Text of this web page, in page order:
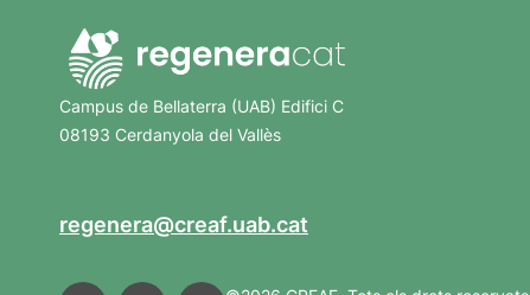
Campus de Bellaterra (UAB) Edifici C
08193 Cerdanyola del Vallès
regenera@creaf.uab.cat